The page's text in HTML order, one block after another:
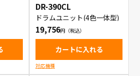
DR-390CL
ドラムユニット(4色一体型)
19,756
カートに入れる
対応機種